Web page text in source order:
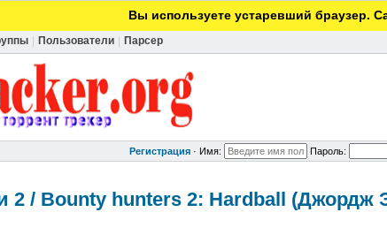
Вы используете устаревший браузер.
Пользователи Парсер
Регистрация · Имя: Пароль:
2 / Bounty hunters 2: Hardball